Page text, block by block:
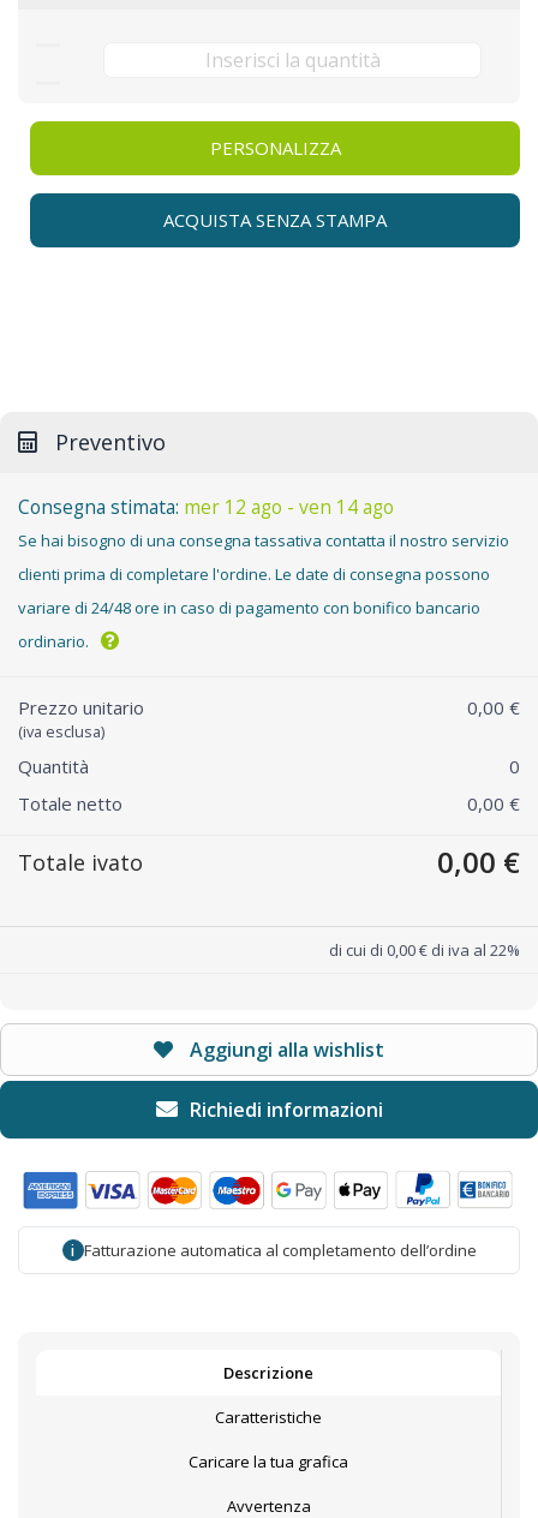
PERSONALIZZA
ACQUISTA SENZA STAMPA
Preventivo
Consegna stimata: mer 12 ago - ven 14 ago
Se hai bisogno di una consegna tassativa contatta il nostro servizio
clienti prima di completare l'ordine. Le date di consegna possono
variare di 24/48 ore in caso di pagamento con bonifico bancario
ordinario.
Prezzo unitario
(iva esclusa)
0,00 €
Quantità
0
Totale netto
0,00 €
Totale ivato 0,00 €
di cui di 0,00 € di iva al 22%
Aggiungi alla wishlist
i Fatturazione automatica al completamento dell’ordine
Descrizione
Caratteristiche
Caricare la tua grafica
Avvertenza